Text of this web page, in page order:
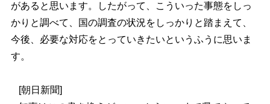
があると思います。したがって、こういった事態をしっ
かりと調べて、国の調査の状況をしっかりと踏まえて、
今後、必要な対応をとっていきたいというふうに思いま
す。
[朝日新聞]